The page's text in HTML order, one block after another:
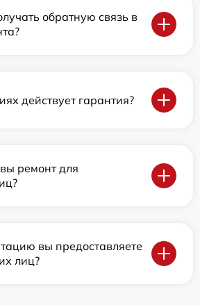
обратную связь в
действует гарантия?
ремонт для
вы предоставляете
лиц?